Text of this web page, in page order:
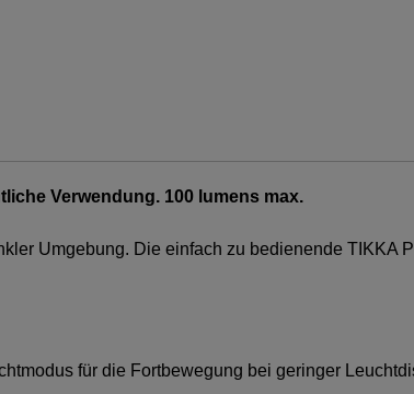
Verwendung. 100 lumens max.
Umgebung. Die einfach zu bedienende TIKKA
für die Fortbewegung bei geringer